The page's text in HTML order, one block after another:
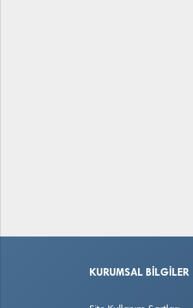
KURUMSAL BILGILER